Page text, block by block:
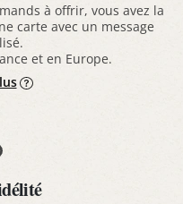
à offrir, vous avez la
carte avec un message
et en Europe.